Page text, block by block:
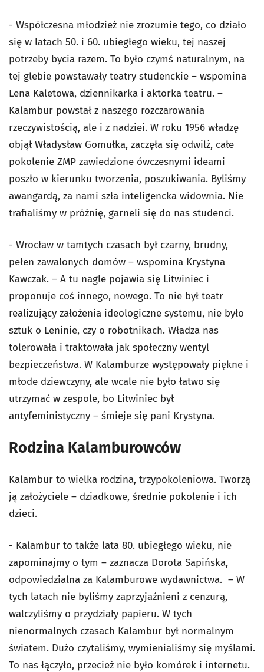
- Współczesna młodzież nie zrozumie tego, co działo
się w latach 50. i 60. ubiegłego wieku, tej naszej
potrzeby bycia razem. To było czymś naturalnym, na
tej glebie powstawały teatry studenckie – wspomina
Lena Kaletowa, dziennikarka i aktorka teatru. –
Kalambur powstał z naszego rozczarowania
rzeczywistością, ale i z nadziei. W roku 1956 władzę
objął Władysław Gomułka, zaczęła się odwilż, całe
pokolenie ZMP zawiedzione ówczesnymi ideami
poszło w kierunku tworzenia, poszukiwania. Byliśmy
awangardą, za nami szła inteligencka widownia. Nie
trafialiśmy w próżnię, garneli się do nas studenci.
- Wrocław w tamtych czasach był czarny, brudny,
pełen zawalonych domów – wspomina Krystyna
Kawczak. – A tu nagle pojawia się Litwiniec i
proponuje coś innego, nowego. To nie był teatr
realizujący założenia ideologiczne systemu, nie było
sztuk o Leninie, czy o robotnikach. Władza nas
tolerowała i traktowała jak społeczny wentyl
bezpieczeństwa. W Kalamburze występowały piękne i
młode dziewczyny, ale wcale nie było łatwo się
utrzymać w zespole, bo Litwiniec był
antyfeministyczny – śmieje się pani Krystyna.
Rodzina Kalamburowców
Kalambur to wielka rodzina, trzypokoleniowa. Tworzą
ją założyciele – dziadkowe, średnie pokolenie i ich
dzieci.
- Kalambur to także lata 80. ubiegłego wieku, nie
zapominajmy o tym – zaznacza Dorota Sapińska,
odpowiedzialna za Kalamburowe wydawnictwa. – W
tych latach nie byliśmy zaprzyjaźnieni z cenzurą,
walczyliśmy o przydziały papieru. W tych
nienormalnych czasach Kalambur był normalnym
światem. Dużo czytaliśmy, wymienialiśmy się myślami.
To nas łączyło, przecież nie było komórek i internetu.